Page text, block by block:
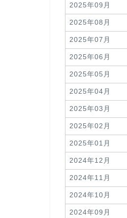
2025年09月
2025年08月
2025年07月
2025年06月
2025年05月
2025年04月
2025年03月
2025年02月
2025年01月
2024年12月
2024年11月
2024年10月
2024年09月